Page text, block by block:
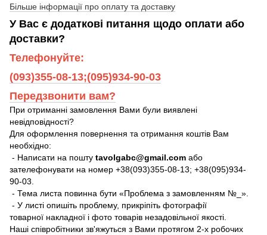
Більше інформації про оплату та доставку
У Вас є додаткові питання щодо оплати або
доставки?
Телефонуйте:
(093)355-08-13;(095)934-90-03
Передзвонити вам?
При отриманні замовлення Вами були виявлені
невідповідності?
Для оформлення повернення та отримання коштів Вам
необхідно:
- Написати на пошту tavolgabc@gmail.com або
зателефонувати на номер +38(093)355-08-13; +38(095)934-
90-03.
- Тема листа повинна бути «Проблема з замовленням №_».
- У листі опишіть проблему, прикріпіть фотографії
товарної накладної і фото товарів незадовільної якості.
Наші співробітники зв'яжуться з Вами протягом 2-х робочих